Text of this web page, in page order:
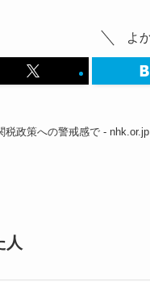
よ
税政策への警戒感で - nhk.or.jp
人